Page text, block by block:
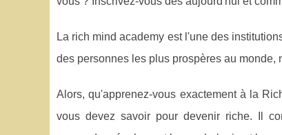
La rich mind academy est l'une des
des personnes les plus prospères au monde,
Alors, qu'apprenez-vous exactement à la
vous devez savoir pour devenir riche. Il